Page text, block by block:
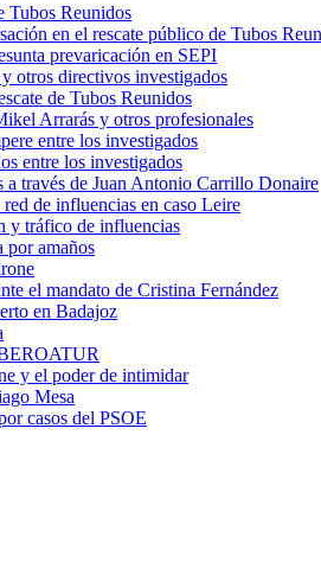
Tubos Reunidos
en el rescate público de Tubos
prevaricación en SEPI
otros directivos investigados
de Tubos Reunidos
Arrarás y otros profesionales
entre los investigados
entre los investigados
través de Juan Antonio Carrillo Donaire
de influencias en caso Leire
y tráfico de influencias
por amaños
el mandato de Cristina Fernández
en Badajoz
y el poder de intimidar
Mesa
casos del PSOE